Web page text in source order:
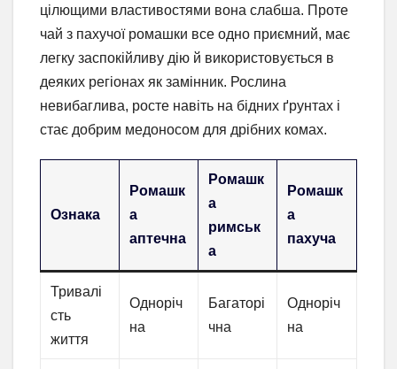
цілющими властивостями вона слабша. Проте
чай з пахучої ромашки все одно приємний, має
легку заспокійливу дію й використовується в
деяких регіонах як замінник. Рослина
невибаглива, росте навіть на бідних ґрунтах і
стає добрим медоносом для дрібних комах.
Ознака
Ромашк
а
аптечна
Ромашк
а
римськ
а
Ромашк
а
пахуча
Тривалі
сть
життя
Одноріч
на
Багаторі
чна
Одноріч
на